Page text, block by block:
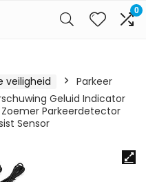
0
veiligheid
Parkeer
Geluid Indicator
Parkeerdetector
Sensor